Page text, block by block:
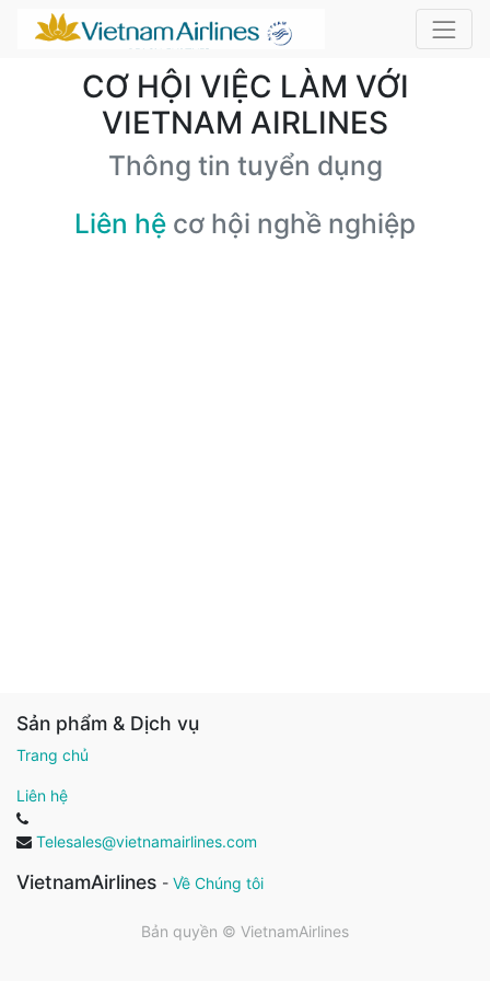
CƠ HỘI VIỆC LÀM VỚI
VIETNAM AIRLINES
Thông tin tuyển dụng
Liên hệ cơ hội nghề nghiệp
Sản phẩm & Dịch vụ
Trang chủ
Liên hệ
Telesales@vietnamairlines.com
VietnamAirlines - Về Chúng tôi
Bản quyền © VietnamAirlines